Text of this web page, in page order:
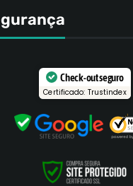
Check-out seguro
Certificado: Trustindex